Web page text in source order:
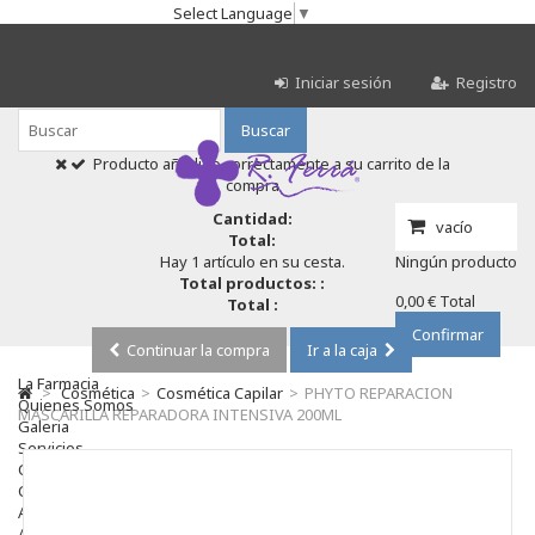
Select Language ▼
Iniciar sesión Registro
Buscar
vacío
Ningún producto
0,00 € Total
Confirmar
Producto añadido correctamente a su carrito de la
compra
Cantidad:
Total:
Hay 1 artículo en su cesta.
Total productos: :
Total :
Continuar la compra
Ir a la caja
La Farmacia
Quienes Somos
Galeria
Servicios
Cosmética
Cosmética Facial
Antiacné
> Cosmética > Cosmética Capilar > PHYTO REPARACION
MASCARILLA REPARADORA INTENSIVA 200ML